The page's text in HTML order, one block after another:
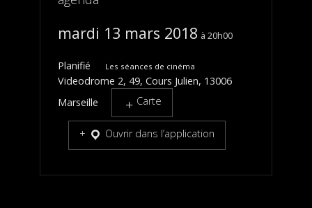
mardi 13 mars 2018 20h00
Planifié Les séances de cinéma
Videodrome 2, 49, Cours Julien, 13006
Marseille
Carte
Ouvrir dans l’application